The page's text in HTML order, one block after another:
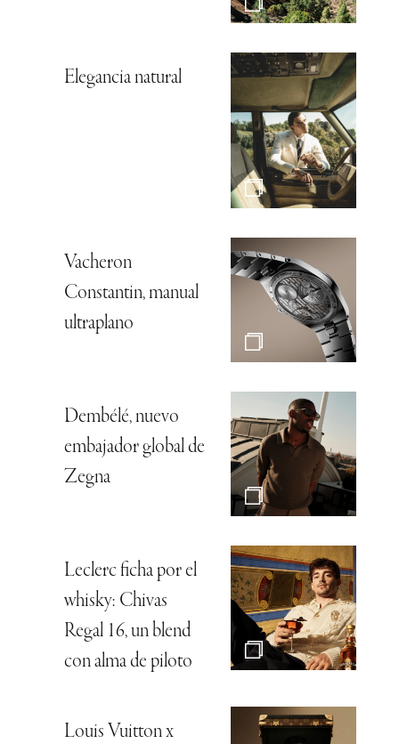
Elegancia natural
Vacheron
Constantin, manual
ultraplano
Dembélé, nuevo
embajador global de
Zegna
Leclerc ficha por el
whisky: Chivas
Regal 16, un blend
con alma de piloto
Louis Vuitton x